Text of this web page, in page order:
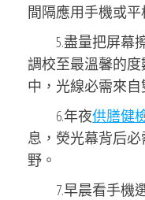
間隔應用手機或平
5.盡量把屏幕
調校至最溫馨的
中，光線必需來
6.年夜供膳健
息，熒光幕背后
野。
7.早晨看手機